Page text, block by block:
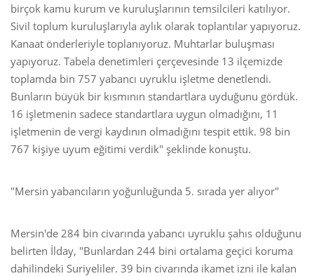
birçok kamu kurum ve kuruluşlarının temsilcileri katılıyor.
Sivil toplum kuruluşlarıyla aylık olarak toplantılar yapıyoruz.
Kanaat önderleriyle toplanıyoruz. Muhtarlar buluşması
yapıyoruz. Tabela denetimleri çerçevesinde 13 ilçemizde
toplamda bin 757 yabancı uyruklu işletme denetlendi.
Bunların büyük bir kısmının standartlara uyduğunu gördük.
16 işletmenin sadece standartlara uygun olmadığını, 11
işletmenin de vergi kaydının olmadığını tespit ettik. 98 bin
767 kişiye uyum eğitimi verdik" şeklinde konuştu.
"Mersin yabancıların yoğunluğunda 5. sırada yer alıyor"
Mersin'de 284 bin civarında yabancı uyruklu şahıs olduğunu
belirten İlday, "Bunlardan 244 bini ortalama geçici koruma
dahilindeki Suriyeliler. 39 bin civarında ikamet izni ile kalan